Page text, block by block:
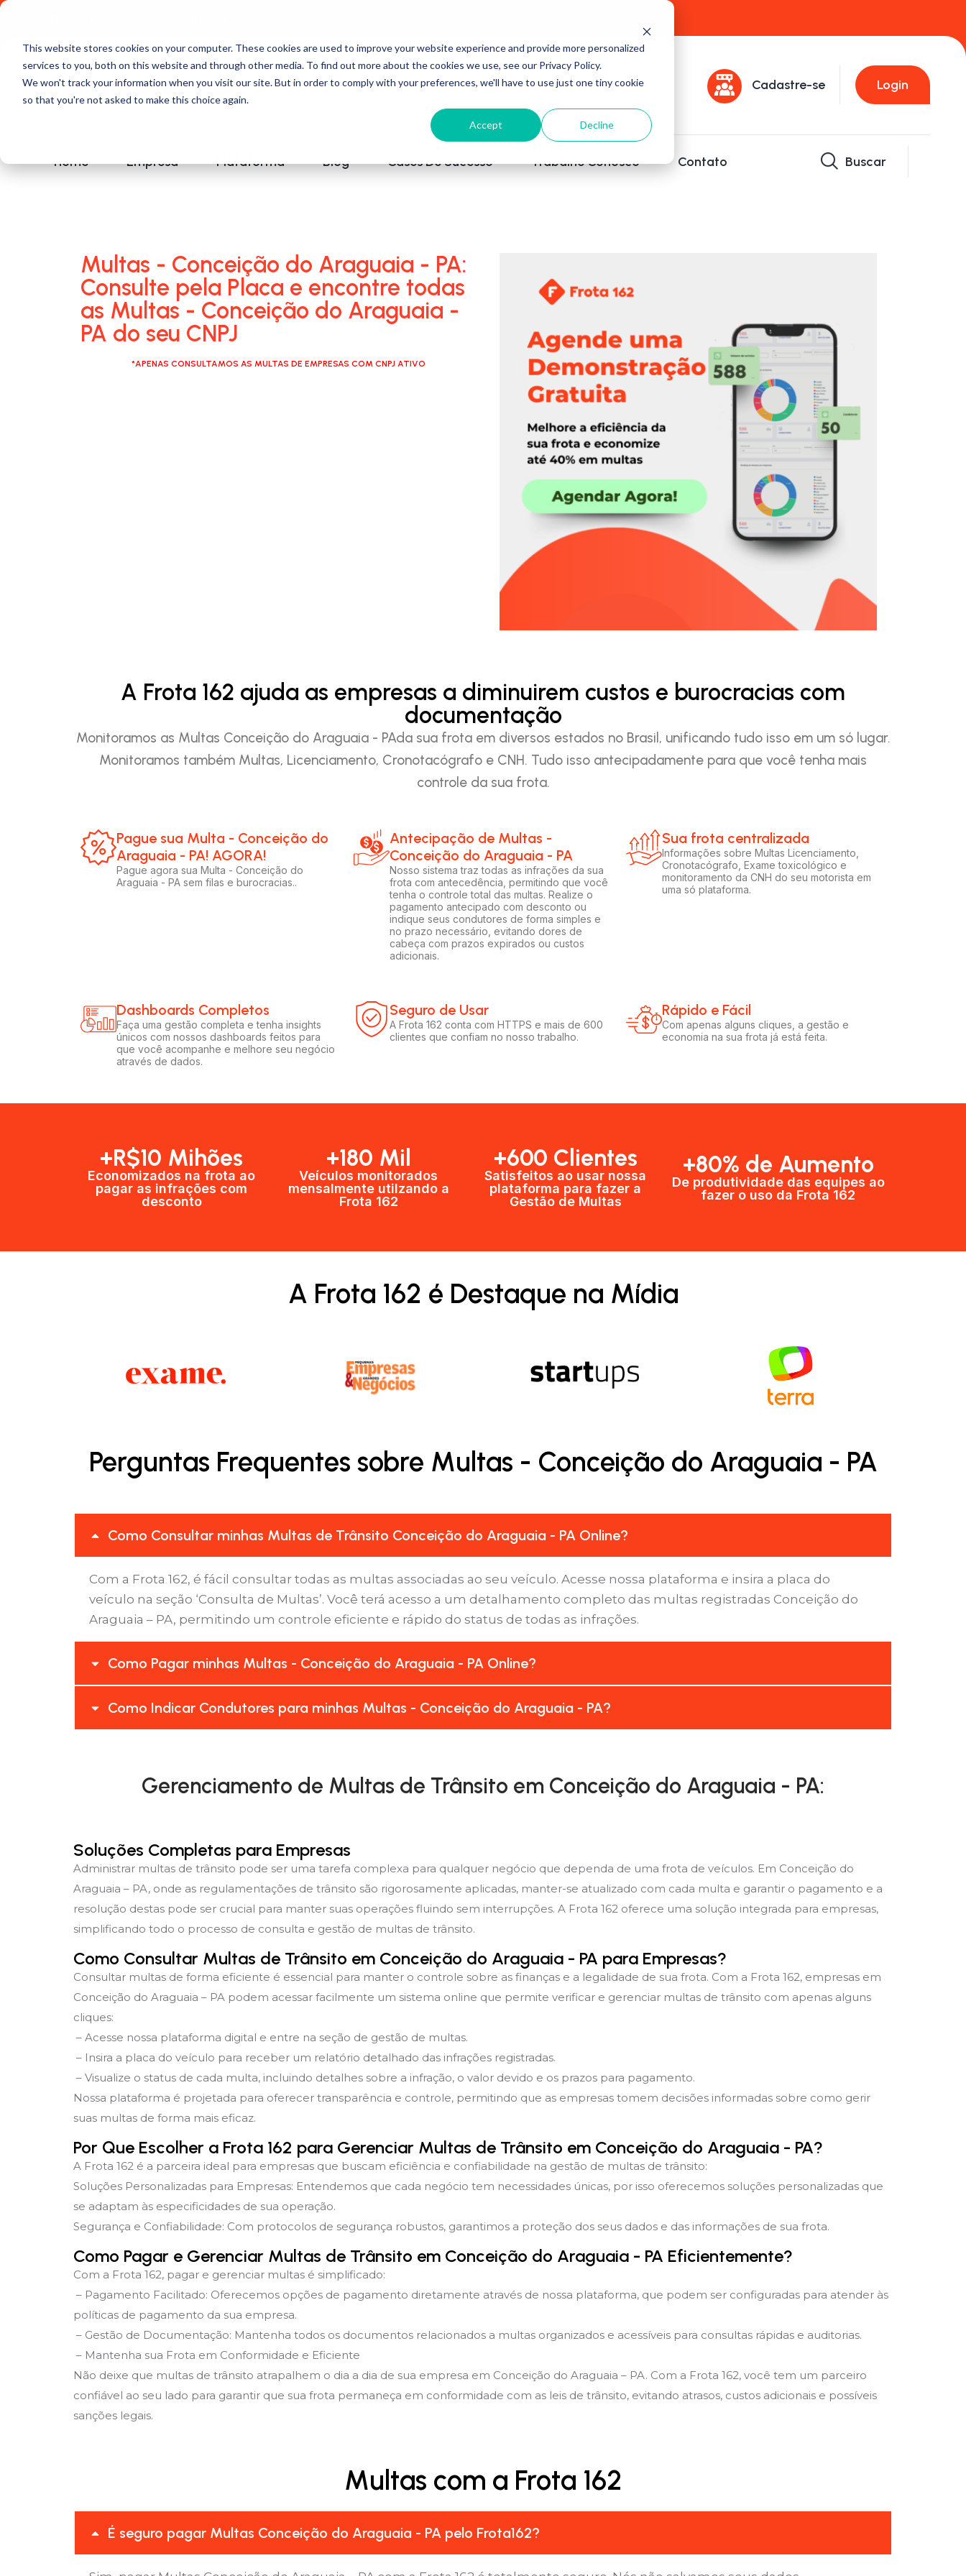
This website stores cookies on your computer. These cookies are used to improve your website experience and provide more personalized
services to you, both on this website and through other media. To find out more about the cookies we use, see our Privacy Policy.
We won't track your information when you visit our site. But in order to comply with your preferences, we'll have to use just one tiny cookie
so that you're not asked to make this choice again.
Accept Decline
Cadastre-se Login
Home Empresa Plataforma Blog Cases De Sucesso Trabalhe Conosco Contato Buscar
Multas - Conceição do Araguaia - PA:
Consulte pela Placa e encontre todas
as Multas - Conceição do Araguaia -
PA do seu CNPJ
*APENAS CONSULTAMOS AS MULTAS DE EMPRESAS COM CNPJ ATIVO
A Frota 162 ajuda as empresas a diminuirem custos e burocracias com
documentação
Monitoramos as Multas Conceição do Araguaia - PAda sua frota em diversos estados no Brasil, unificando tudo isso em um só lugar.
Monitoramos também Multas, Licenciamento, Cronotacógrafo e CNH. Tudo isso antecipadamente para que você tenha mais
controle da sua frota.
Pague sua Multa - Conceição do
Araguaia - PA! AGORA!​
Pague agora sua Multa - Conceição do
Araguaia - PA sem filas e burocracias..
Antecipação de Multas -
Conceição do Araguaia - PA
Nosso sistema traz todas as infrações da sua
frota com antecedência, permitindo que você
tenha o controle total das multas. Realize o
pagamento antecipado com desconto ou
indique seus condutores de forma simples e
no prazo necessário, evitando dores de
cabeça com prazos expirados ou custos
adicionais.
Sua frota centralizada​
Informações sobre Multas Licenciamento,
Cronotacógrafo, Exame toxicológico e
monitoramento da CNH do seu motorista em
uma só plataforma.
Dashboards Completos​​
Faça uma gestão completa e tenha insights
únicos com nossos dashboards feitos para
que você acompanhe e melhore seu negócio
através de dados.
Seguro de Usar​
A Frota 162 conta com HTTPS e mais de 600
clientes que confiam no nosso trabalho.
Rápido e Fácil​
Com apenas alguns cliques, a gestão e
economia na sua frota já está feita.
+R$10 Mihões
Economizados na frota ao
pagar as infrações com
desconto
+180 Mil
Veículos monitorados
mensalmente utilzando a
Frota 162
+600 Clientes​
Satisfeitos ao usar nossa
plataforma para fazer a
Gestão de Multas​
+80% de Aumento
De produtividade das equipes ao
fazer o uso da Frota 162​
A Frota 162 é Destaque na Mídia
Perguntas Frequentes sobre Multas - Conceição do Araguaia - PA
Como Consultar minhas Multas de Trânsito Conceição do Araguaia - PA Online?
Com a Frota 162, é fácil consultar todas as multas associadas ao seu veículo. Acesse nossa plataforma e insira a placa do
veículo na seção ‘Consulta de Multas’. Você terá acesso a um detalhamento completo das multas registradas Conceição do
Araguaia – PA, permitindo um controle eficiente e rápido do status de todas as infrações.
Como Pagar minhas Multas - Conceição do Araguaia - PA Online?
Como Indicar Condutores para minhas Multas - Conceição do Araguaia - PA?
Gerenciamento de Multas de Trânsito em Conceição do Araguaia - PA:
Soluções Completas para Empresas
Administrar multas de trânsito pode ser uma tarefa complexa para qualquer negócio que dependa de uma frota de veículos. Em Conceição do
Araguaia – PA, onde as regulamentações de trânsito são rigorosamente aplicadas, manter-se atualizado com cada multa e garantir o pagamento e a
resolução destas pode ser crucial para manter suas operações fluindo sem interrupções. A Frota 162 oferece uma solução integrada para empresas,
simplificando todo o processo de consulta e gestão de multas de trânsito.
Como Consultar Multas de Trânsito em Conceição do Araguaia - PA para Empresas?
Consultar multas de forma eficiente é essencial para manter o controle sobre as finanças e a legalidade de sua frota. Com a Frota 162, empresas em
Conceição do Araguaia – PA podem acessar facilmente um sistema online que permite verificar e gerenciar multas de trânsito com apenas alguns
cliques:
– Acesse nossa plataforma digital e entre na seção de gestão de multas.
– Insira a placa do veículo para receber um relatório detalhado das infrações registradas.
– Visualize o status de cada multa, incluindo detalhes sobre a infração, o valor devido e os prazos para pagamento.
Nossa plataforma é projetada para oferecer transparência e controle, permitindo que as empresas tomem decisões informadas sobre como gerir
suas multas de forma mais eficaz.
Por Que Escolher a Frota 162 para Gerenciar Multas de Trânsito em Conceição do Araguaia - PA?
A Frota 162 é a parceira ideal para empresas que buscam eficiência e confiabilidade na gestão de multas de trânsito:
Soluções Personalizadas para Empresas: Entendemos que cada negócio tem necessidades únicas, por isso oferecemos soluções personalizadas que
se adaptam às especificidades de sua operação.
Segurança e Confiabilidade: Com protocolos de segurança robustos, garantimos a proteção dos seus dados e das informações de sua frota.
Como Pagar e Gerenciar Multas de Trânsito em Conceição do Araguaia - PA Eficientemente?
Com a Frota 162, pagar e gerenciar multas é simplificado:
– Pagamento Facilitado: Oferecemos opções de pagamento diretamente através de nossa plataforma, que podem ser configuradas para atender às
políticas de pagamento da sua empresa.
– Gestão de Documentação: Mantenha todos os documentos relacionados a multas organizados e acessíveis para consultas rápidas e auditorias.
– Mantenha sua Frota em Conformidade e Eficiente
Não deixe que multas de trânsito atrapalhem o dia a dia de sua empresa em Conceição do Araguaia – PA. Com a Frota 162, você tem um parceiro
confiável ao seu lado para garantir que sua frota permaneça em conformidade com as leis de trânsito, evitando atrasos, custos adicionais e possíveis
sanções legais.
Multas com a Frota 162
É seguro pagar Multas Conceição do Araguaia - PA pelo Frota162?